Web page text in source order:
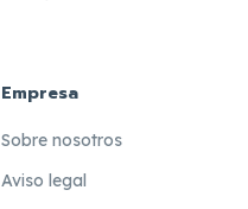
Empresa
Sobre nosotros
Aviso legal